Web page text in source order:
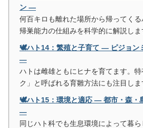
ン ―
何百キロも離れた場所から帰ってく
帰巣能力の仕組みを科学的に解説しま
🕊️ハト14：繁殖と子育て ― ピジョン
―
ハトは雌雄ともにヒナを育てます。
ク」と呼ばれる育雛方法にも注目しま
🕊️ハト15：環境と適応 ― 都市・森・
―
同じハト科でも生息環境によって暮